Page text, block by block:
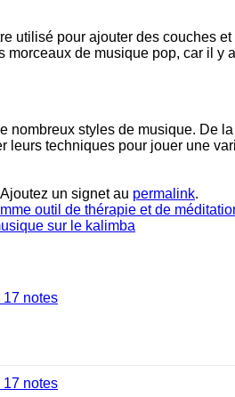
utilisé pour ajouter des couches
morceaux de musique pop, car il y
nombreux styles de musique. De
techniques pour jouer une
Ajoutez un signet au permalink.
outil de thérapie et de
sur le kalimba
17 notes
17 notes